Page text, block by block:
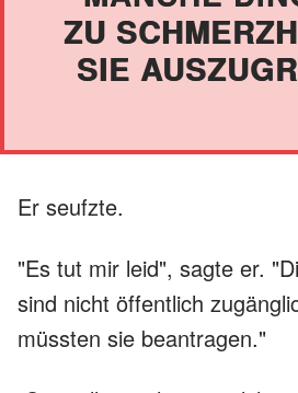
ZU
SIE
Er seufzte.
"Es tut mir leid", sagte er.
sind nicht öffentlich
müssten sie beantragen."